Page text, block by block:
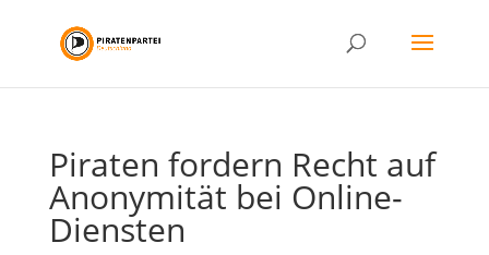
Piraten fordern Recht auf
Anonymität bei Online-
Diensten